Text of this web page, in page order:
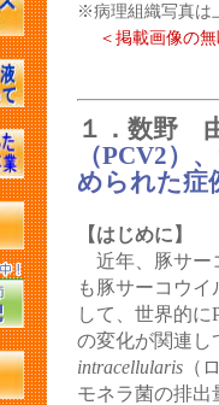
JASV年次大
第17回 麻布
第12回JASV
第103回日本
本養豚開業
豚病講習会（
JASV活動報
JASVベンチ
JASV年次大
第16回 豚病症
※病理組織写真は
＜掲載画像の
１．数野
（PCV2）
められた症
【はじめに】
近年、豚サー
も豚サーコウ
して、世界的に
の変化が関連し
intracellularis （
モネラ菌の排出